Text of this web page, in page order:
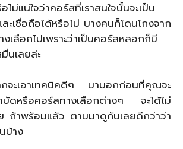
ไม่แน่ใจว่าคอร์สที่เราสนใจนั้นจะเป็น
ะเชื่อถือได้หรือไม่ บางคนก็โดนโกงจาก
เลือกไปเพราะว่าเป็นคอร์สหลอกก็มี
นเลยล่ะ
กจะเอาเทคนิคดีๆ มาบอกก่อนที่คุณจะ
บัดหรือคอร์สทางเลือกต่างๆ จะได้ไม่
ถ้าพร้อมแล้ว ตามมาดูกันเลยดีกว่าว่า
บ้าง